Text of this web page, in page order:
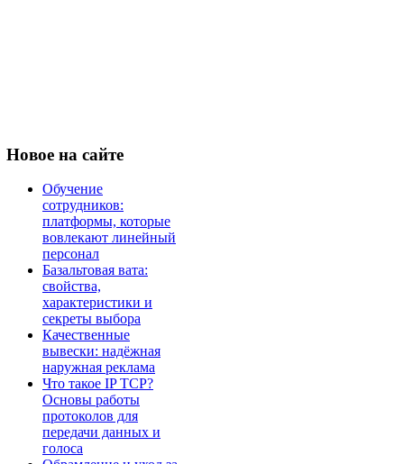
Новое на сайте
Обучение
сотрудников:
платформы, которые
вовлекают линейный
персонал
Базальтовая вата:
свойства,
характеристики и
секреты выбора
Качественные
вывески: надёжная
наружная реклама
Что такое IP TCP?
Основы работы
протоколов для
передачи данных и
голоса